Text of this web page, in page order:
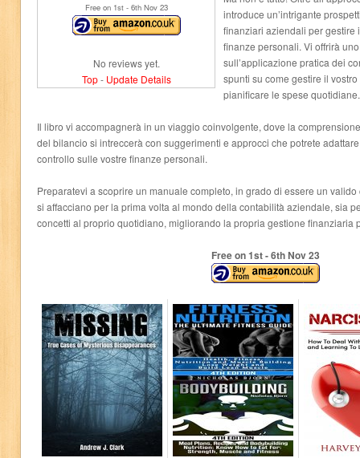
Free on 1st- 6thNov 23
No reviews yet.
Top- Update Details
introduce un’intrigante
finanziari aziendali per gestire
finanze personali. Vi offrirà
sull’applicazione pratica dei
spunti su come gestire il
pianificare le spese quotidiane.
Il libro vi accompagnerà in un viaggio coinvolgente, dove la
del bilancio si intreccerà con suggerimenti e approcci che potrete
controllo sulle vostre finanze personali.
Preparatevi a scoprire un manuale completo, in grado di essere un
si affacciano per la prima volta al mondo della contabilità aziendale, sia
concetti al proprio quotidiano, migliorando la propria gestione finanziaria
Free on 1st- 6thNov 23